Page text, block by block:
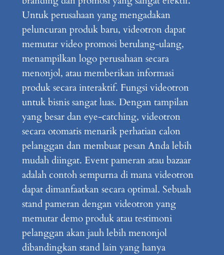
Untuk perusahaan yang mengadakan
peluncuran produk baru, videotron dapat
memutar video promosi berulang-ulang,
menampilkan logo perusahaan secara
menonjol, atau memberikan informasi
produk secara interaktif. Fungsi videotron
untuk bisnis sangat luas. Dengan tampilan
yang besar dan eye-catching, videotron
secara otomatis menarik perhatian calon
pelanggan dan membuat pesan Anda lebih
mudah diingat. Event pameran atau bazaar
adalah contoh sempurna di mana videotron
dapat dimanfaatkan secara optimal. Sebuah
stand pameran dengan videotron yang
memutar demo produk atau testimoni
pelanggan akan jauh lebih menonjol
dibandingkan stand lain yang hanya